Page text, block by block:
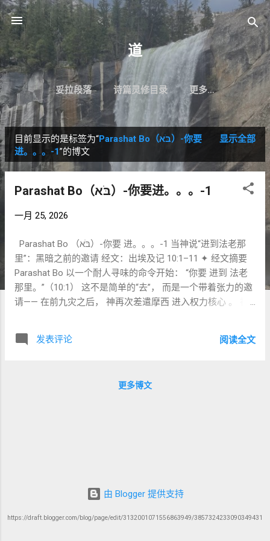
跳至主要内容
道
妥拉段落 诗篇灵修目录 更多…
博
文
目前显示的是标签为“Parashat Bo（בֹּא）-你要
进。。。-1”的博文
显示全部
Parashat Bo（בֹּא）-你要进。。。-1
一月 25, 2026
Parashat Bo （בֹּא）-你要 进。。。-1 当神说“进到法老那
里”：黑暗之前的邀请 经文：出埃及记 10:1–11 ✦ 经文摘要
Parashat Bo 以一个耐人寻味的命令开始： “你要 进到 法老
那里。”（10:1） 这不是简单的“去”， 而是一个带着张力的邀
请—— 在前九灾之后， 神再次差遣摩西 进入权力核心 。 神
法老的臣仆第一次公开动摇： “这人要使我们陷在网罗里到几
的神学现实： 神的行动，并不总是以“立刻说服”为目标， 而
腊译者保留了“靠近权力中心”的张力。 ✦ 关键词研读二：
בְּאָזְנֵי בִנְךָ וּבֶן־בִּנְךָ 直译： “为要你在你儿子和你孙子的耳中述
发表评论 阅读全文
更多博文
由 Blogger 提供支持
https://draft.blogger.com/blog/page/edit/3132001071556863949/3857324233090349431